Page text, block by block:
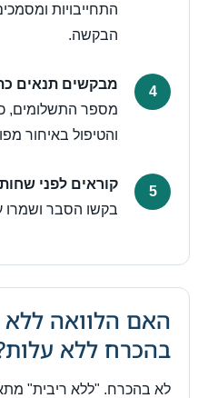
התחייבויות
הבקשה.
מבקשים תנאים
מספר התשלומים,
והטיפול באיחור
קוראים לפני
בקשו הסבר
האם הלוואה ללא
בהכרח ללא
לא בהכרח. "ללא ריבית"